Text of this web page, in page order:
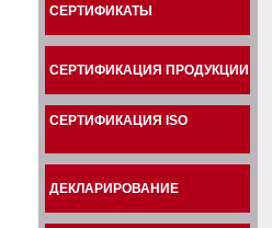
СЕРТИФИКАТЫ
СЕРТИФИКАЦИЯ ПРОДУКЦИИ
СЕРТИФИКАЦИЯ ISO
ДЕКЛАРИРОВАНИЕ